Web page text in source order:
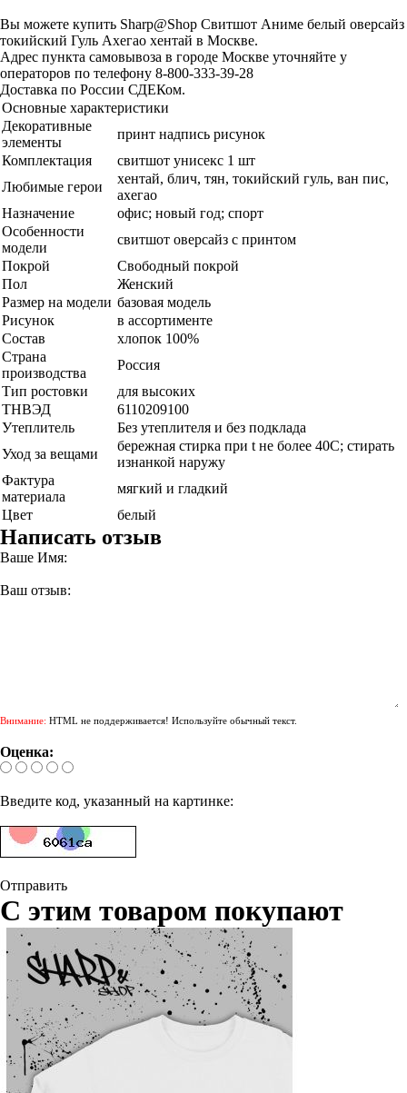
Вы можете купить Sharp@Shop Свитшот Аниме белый оверсайз
токийский Гуль Ахегао хентай в Москве.
Адрес пункта самовывоза в городе Москве уточняйте у
операторов по телефону 8-800-333-39-28
Доставка по России СДЕКом.
Основные характеристики
Декоративные
элементы
принт надпись рисунок
Комплектация
свитшот унисекс 1 шт
Любимые герои
хентай, блич, тян, токийский гуль, ван пис,
ахегао
Назначение
офис; новый год; спорт
Особенности
модели
свитшот оверсайз с принтом
Покрой
Свободный покрой
Пол
Женский
Размер на модели базовая модель
Рисунок
в ассортименте
Состав
хлопок 100%
Страна
производства
Россия
Тип ростовки
для высоких
ТНВЭД
6110209100
Утеплитель
Без утеплителя и без подклада
Уход за вещами
бережная стирка при t не более 40С; стирать
изнанкой наружу
Фактура
материала
мягкий и гладкий
Цвет
белый
Написать отзыв
Ваше Имя:
Ваш отзыв:
Внимание: HTML не поддерживается! Используйте обычный текст.
Оценка:
Введите код, указанный на картинке:
Отправить
С этим товаром покупают